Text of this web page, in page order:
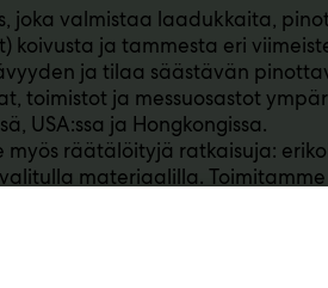
joka valmistaa laadukkaita,
koivusta ja tammesta eri
ja tilaa säästävän
toimistot ja messuosastot
USA:ssa ja Hongkongissa.
räätälöityjä ratkaisuja:
materiaalilla.